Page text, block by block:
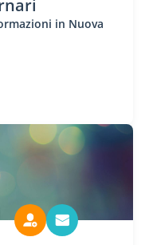
in Nuova